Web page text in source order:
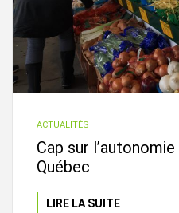
ACTUALITÉS
Cap sur
Québec
LIRE LA SUITE